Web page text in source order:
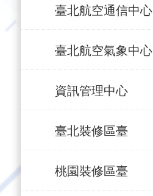
臺北航空通信中心
臺北航空氣象中心
資訊管理中心
臺北裝修區臺
桃園裝修區臺